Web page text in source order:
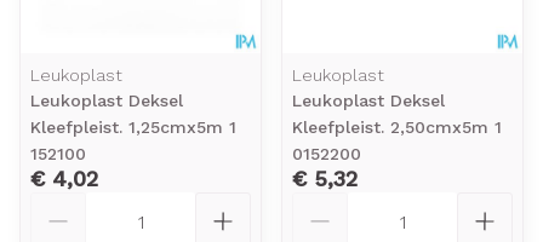
Leukoplast
Leukoplast Deksel
Kleefpleist. 1,25cmx5m 1
152100
€ 4,02
Leukoplast
Leukoplast Deksel
Kleefpleist. 2,50cmx5m 1
0152200
€ 5,32